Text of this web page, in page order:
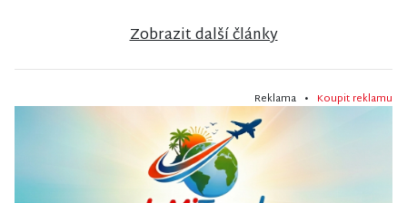
Zobrazit další články
Reklama • Koupit reklamu